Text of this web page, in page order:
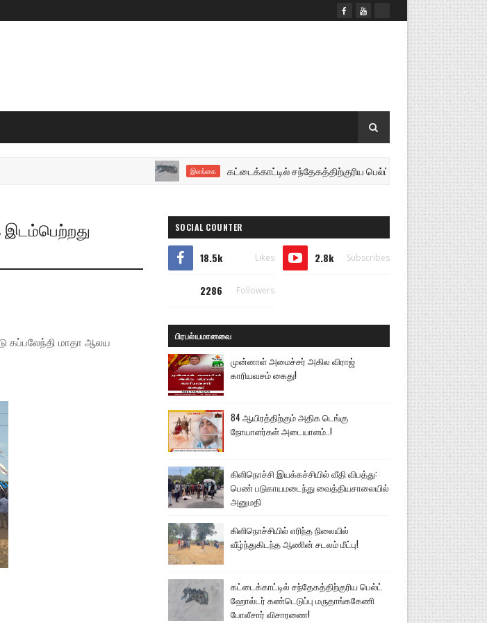
இலங்கை கட்டைக்காட்டில் சந்தேகத்திற்குரிய பெல்ட் ஹோல்டர் கண்டெடுப்பு
கப்பலேந்தி மாதா ஆலய
SOCIAL COUNTER
18.5k Likes 2.8k Subscribes
2286 Followers
பிரபல்யமானவை
முன்னாள் அமைச்சர் அகில விராஜ்
காரியவசம் கைது!
84 ஆயிரத்திற்கும் அதிக டெங்கு
நோயாளர்கள் அடையாளம்..!
கிளிநொச்சி இயக்கச்சியில் வீதி விபத்து:
பெண் படுகாயமடைந்து வைத்தியசாலையில்
அனுமதி
கிளிநொச்சியில் எரிந்த நிலையில்
வீழ்ந்துகிடந்த ஆணின் சடலம் மீட்பு!
கட்டைக்காட்டில் சந்தேகத்திற்குரிய பெல்ட்
ஹோல்டர் கண்டெடுப்பு மருதாங்ககேணி
போலீசார் விசாரணை!